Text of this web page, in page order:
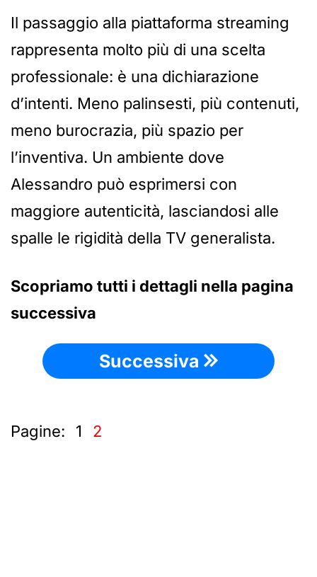
Il passaggio alla piattaforma streaming
rappresenta molto più di una scelta
professionale: è una dichiarazione
d’intenti. Meno palinsesti, più contenuti,
meno burocrazia, più spazio per
l’inventiva. Un ambiente dove
Alessandro può esprimersi con
maggiore autenticità, lasciandosi alle
spalle le rigidità della TV generalista.
Scopriamo tutti i dettagli nella pagina
successiva
Successiva
Pagine: 1 2